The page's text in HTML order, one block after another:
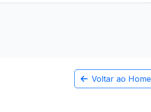
Voltar ao Home